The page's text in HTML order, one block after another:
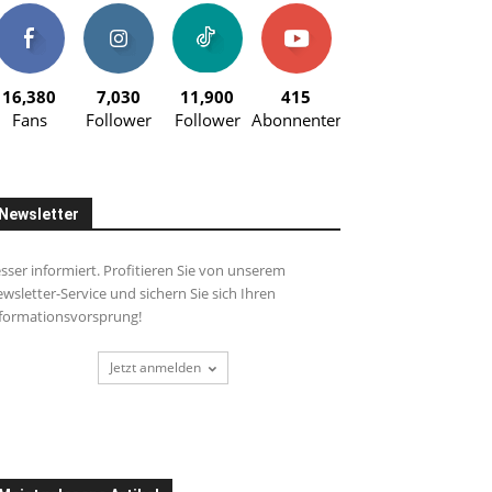
16,380
Fans
7,030
Follower
11,900
Follower
415
Abonnenten
Newsletter
informiert. Profitieren Sie von unserem
Service und sichern Sie sich Ihren
Jetzt anmelden